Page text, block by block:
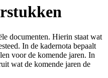
documenten. Hierin staat wat
In de kadernota bepaalt
voor de komende jaren. In
wat de komende jaren de